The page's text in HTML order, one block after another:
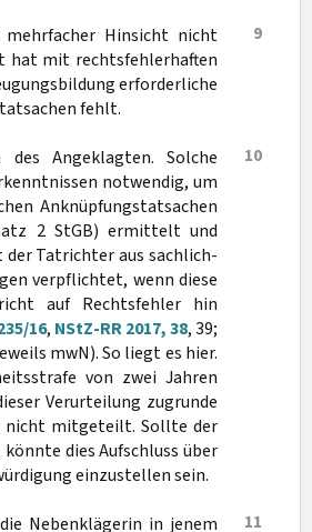
9
Hinsicht nicht
hat mit rechtsfehlerhaften
erforderliche
fehlt.
10
Angeklagten. Solche
notwendig, um
Anknüpfungstatsachen
2 StGB) ermittelt und
Tatrichter aus sachlich-
verpflichtet, wenn diese
auf Rechtsfehler hin
16, NStZ-RR 2017, 38, 39;
mwN). So liegt es hier.
von zwei Jahren
Verurteilung zugrunde
nicht mitgeteilt. Sollte der
dies Aufschluss über
einzustellen sein.
11
Nebenklägerin in jenem